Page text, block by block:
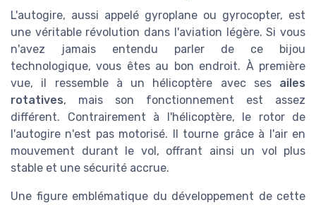
L'autogire, aussi appelé gyroplane ou gyrocopter, est
une véritable révolution dans l'aviation légère. Si vous
n'avez jamais entendu parler de ce bijou
technologique, vous êtes au bon endroit. À première
vue, il ressemble à un hélicoptère avec ses ailes
rotatives, mais son fonctionnement est assez
différent. Contrairement à l'hélicoptère, le rotor de
l'autogire n'est pas motorisé. Il tourne grâce à l'air en
mouvement durant le vol, offrant ainsi un vol plus
stable et une sécurité accrue.
Une figure emblématique du développement de cette